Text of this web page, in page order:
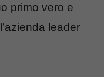
primo vero e
leader